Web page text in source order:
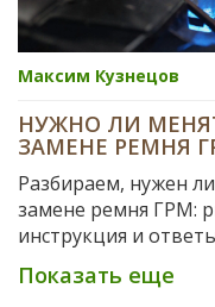
Максим Кузнецов
НУЖНО ЛИ
ЗАМЕНЕ РЕМНЯ
Разбираем, нужен
замене ремня ГРМ:
инструкция и
Показать еще